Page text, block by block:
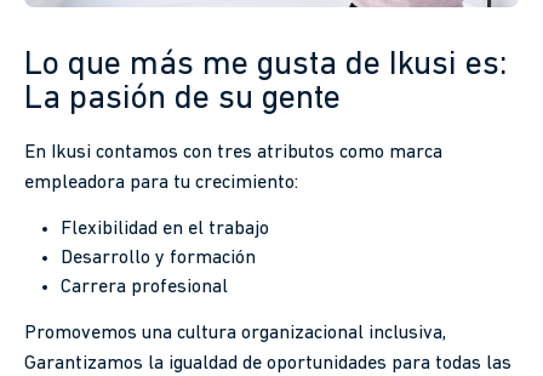
Lo que más me gusta de Ikusi es:
La pasión de su gente
En Ikusi contamos con tres atributos como marca
empleadora para tu crecimiento:
Flexibilidad en el trabajo
Desarrollo y formación
Carrera profesional
Promovemos una cultura organizacional inclusiva,
Garantizamos la igualdad de oportunidades para todas las